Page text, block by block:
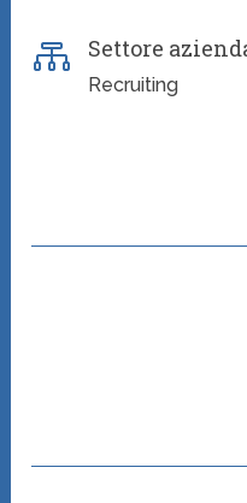
 Settore
Recruiting